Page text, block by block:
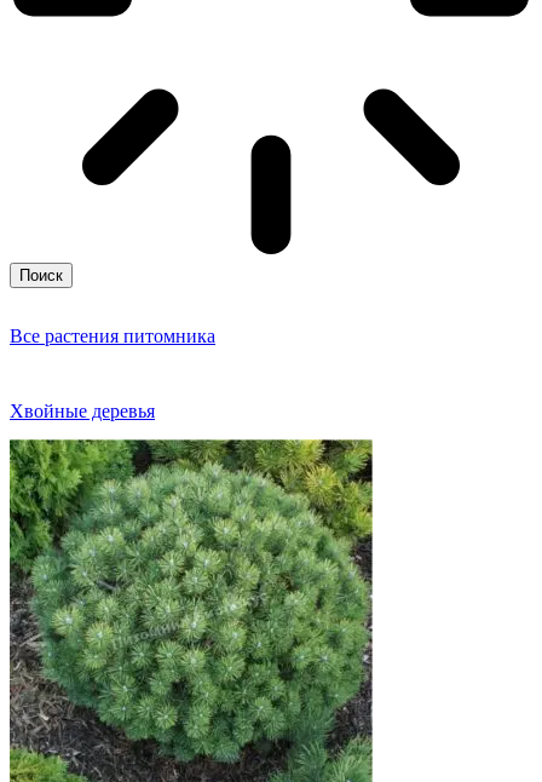
Поиск
Все растения питомника
Хвойные деревья